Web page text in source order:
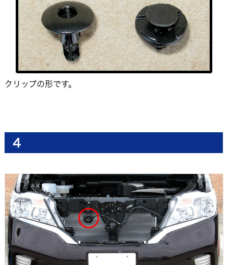
クリップの形です。
4